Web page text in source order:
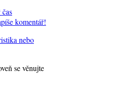
komentář!
se věnujte